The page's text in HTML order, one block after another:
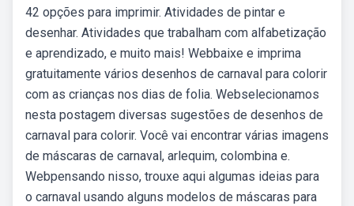
42 opções para imprimir. Atividades de pintar e
desenhar. Atividades que trabalham com alfabetização
e aprendizado, e muito mais! Webbaixe e imprima
gratuitamente vários desenhos de carnaval para colorir
com as crianças nos dias de folia. Webselecionamos
nesta postagem diversas sugestões de desenhos de
carnaval para colorir. Você vai encontrar várias imagens
de máscaras de carnaval, arlequim, colombina e.
Webpensando nisso, trouxe aqui algumas ideias para
o carnaval usando alguns modelos de máscaras para